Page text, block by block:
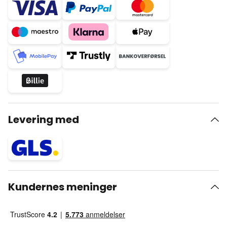
Levering med
Kundernes meninger